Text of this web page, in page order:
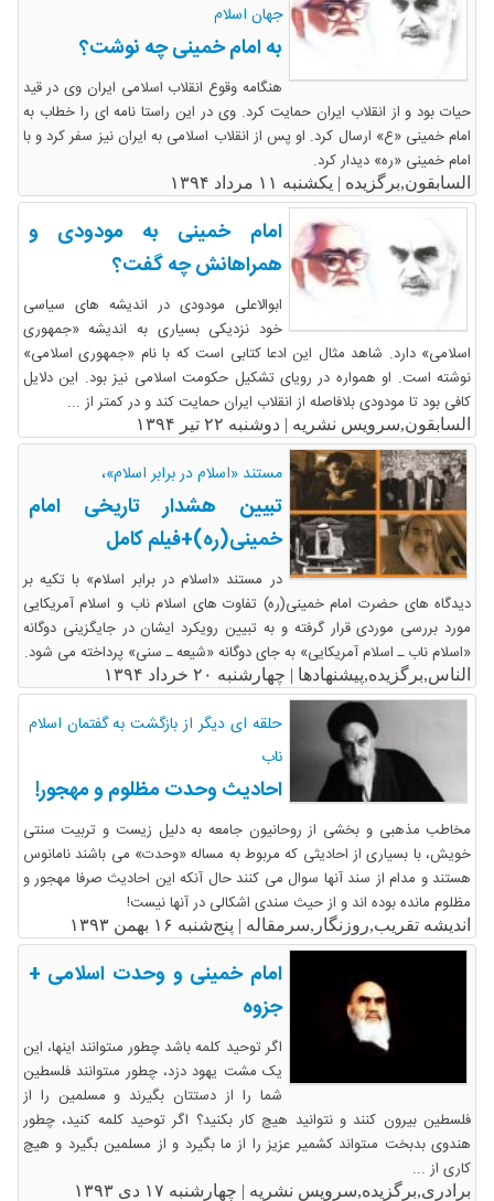
جهان اسلام
به امام خمینی چه نوشت؟
هنگامه وقوع انقلاب اسلامی ایران وی در قید
حیات بود و از انقلاب ایران حمایت کرد. وی در این راستا نامه ای را خطاب به
امام خمینی «ع» ارسال کرد. او پس از انقلاب اسلامی به ایران نیز سفر کرد و با
امام خمینی «ره» دیدار کرد.
السابقون,برگزیده | یکشنبه ۱۱ مرداد ۱۳۹۴
امام خمینی به مودودی و
همراهانش چه گفت؟
ابوالاعلی مودودی در اندیشه های سیاسی
خود نزدیکی بسیاری به اندیشه «جمهوری
اسلامی» دارد. شاهد مثال این ادعا کتابی است که با نام «جمهوری اسلامی»
نوشته است. او همواره در رویای تشکیل حکومت اسلامی نیز بود. این دلایل
کافی بود تا مودودی بلافاصله از انقلاب ایران حمایت کند و در کمتر از ...
السابقون,سرویس نشریه | دوشنبه ۲۲ تیر ۱۳۹۴
مستند «اسلام در برابر اسلام»،
تبیین هشدار تاریخی امام
خمینی(ره)+فیلم کامل
در مستند «اسلام در برابر اسلام» با تکیه بر
دیدگاه های حضرت امام خمینی(ره) تفاوت های اسلام ناب و اسلام آمریکایی
مورد بررسی موردی قرار گرفته و به تبیین رویکرد ایشان در جایگزینی دوگانه
«اسلام ناب ـ اسلام آمریکایی» به جای دوگانه «شیعه ـ سنی» پرداخته می شود.
الناس,برگزیده,پیشنهادها | چهارشنبه ۲۰ خرداد ۱۳۹۴
حلقه ای دیگر از بازگشت به گفتمان اسلام
ناب
احادیث وحدت مظلوم و مهجور!
مخاطب مذهبی و بخشی از روحانیون جامعه به دلیل زیست و تربیت سنتی
خویش، با بسیاری از احادیثی که مربوط به مساله «وحدت» می باشند نامانوس
هستند و مدام از سند آنها سوال می کنند حال آنکه این احادیث صرفا مهجور و
مظلوم مانده بوده اند و از حیث سندی اشکالی در آنها نیست!
اندیشه تقریب,روزنگار,سرمقاله | پنج‌شنبه ۱۶ بهمن ۱۳۹۳
امام خمینی و وحدت اسلامی +
جزوه
اگر توحید کلمه باشد چطور مى‏توانند اینها، این
یک مشت یهود دزد، چطور مى‏توانند فلسطین
شما را از دستتان بگیرند و مسلمین را از
فلسطین بیرون کنند و نتوانید هیچ کار بکنید؟ اگر توحید کلمه کنید، چطور
هندوى بدبخت مى‏تواند کشمیر عزیز را از ما بگیرد و از مسلمین بگیرد و هیچ
کارى از ...
برادری,برگزیده,سرویس نشریه | چهارشنبه ۱۷ دی ۱۳۹۳